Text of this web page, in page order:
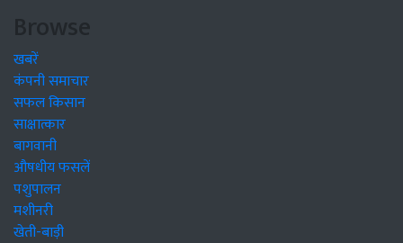
Browse
खबरें
कंपनी समाचार
सफल किसान
साक्षात्कार
बागवानी
औषधीय फसलें
पशुपालन
मशीनरी
खेती-बाड़ी